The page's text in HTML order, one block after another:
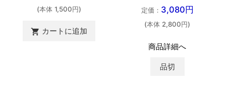
(本体 1,500円)
 カートに追加
定価： 3,080円
(本体 2,800円)
商品詳細へ
品切